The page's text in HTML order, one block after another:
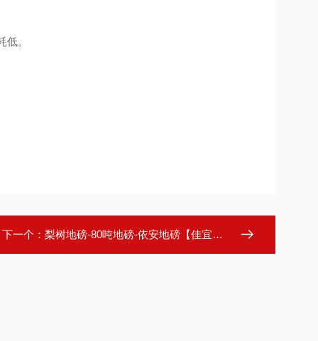
。
下一个： 梨树地磅-80吨地磅-依安地磅【佳宜电子】